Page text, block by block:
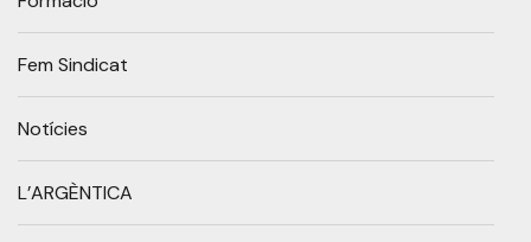
Fem Sindicat
Notícies
L’ARGÈNTICA